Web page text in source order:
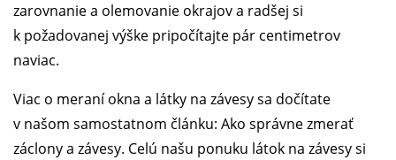
zarovnanie a olemovanie okrajov a radšej si
k požadovanej výške pripočítajte pár centimetrov
naviac.
Viac o meraní okna a látky na závesy sa dočítate
v našom samostatnom článku: Ako správne zmerať
záclony a závesy. Celú našu ponuku látok na závesy si